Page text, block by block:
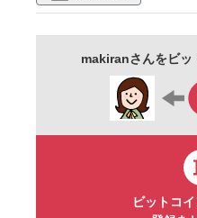
makiranさんをビッ
ビットコ